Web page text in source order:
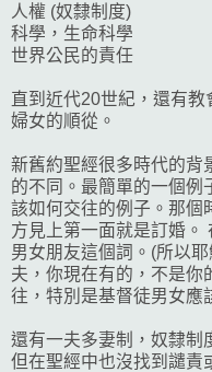
人權 (奴隸制度)
科學，生命科學
世界公民的責任
直到近代20世紀，還有
婦女的順從。
新舊約聖經很多時代的背
的不同。最簡單的一個例
該如何交往的例子。那個
方見上第一面就是訂婚。
男女朋友這個詞。(所以
夫，你現在有的，不是你
往，特別是基督徒男女應
還有一夫多妻制，奴隸制
但在聖經中也沒找到譴責